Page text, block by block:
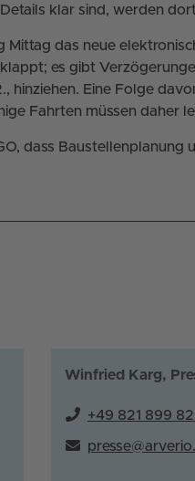
klar sind, werden
Mittag das neue
es gibt
hinziehen. Eine Folge
Fahrten müssen daher
dass Baustellenplanung
Winfried Karg,
+49 821 899